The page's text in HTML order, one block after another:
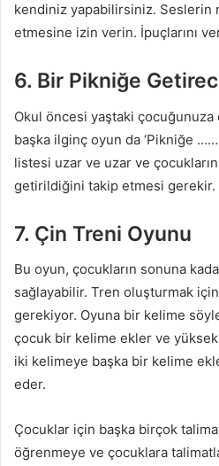
kendiniz yapabilirsiniz. Seslerin
etmesine izin verin. İpuçlarını
6. Bir Pikniğe
Okul öncesi yaştaki
başka ilginç oyun da ‘Pikniğe ……
listesi uzar ve uzar ve
getirildiğini takip etmesi gerekir.
7. Çin Treni Oyunu
Bu oyun, çocukların sonuna
sağlayabilir. Tren oluşturmak
gerekiyor. Oyuna bir kelime
çocuk bir kelime ekler ve
iki kelimeye başka bir kelime
eder.
Çocuklar için başka birçok
öğrenmeye ve çocuklara